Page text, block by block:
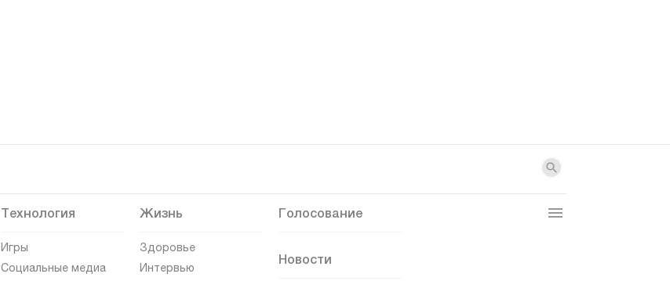
Технология
Игры
Социальные медиа
Жизнь
Здоровье
Интервью
Голосование
Новости